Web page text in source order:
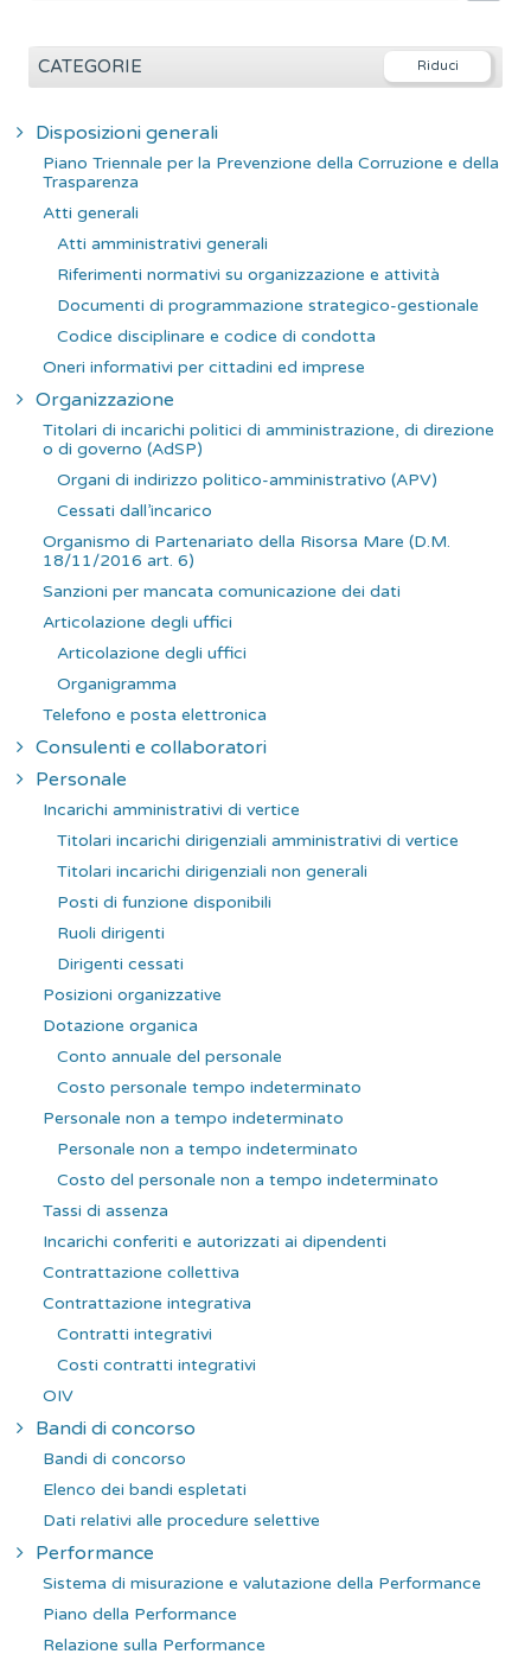
r
CATEGORIE
Disposizioni generali
Piano Triennale per la Prevenzione della Corruzione e della
Trasparenza
Atti generali
Atti amministrativi generali
Riferimenti normativi su organizzazione e attività
Documenti di programmazione strategico-gestionale
Codice disciplinare e codice di condotta
Oneri informativi per cittadini ed imprese
Organizzazione
Titolari di incarichi politici di amministrazione, di direzione
o di governo (AdSP)
Organi di indirizzo politico-amministrativo (APV)
Cessati dall’incarico
Organismo di Partenariato della Risorsa Mare (D.M.
18/11/2016 art. 6)
Sanzioni per mancata comunicazione dei dati
Articolazione degli uffici
Articolazione degli uffici
Organigramma
Telefono e posta elettronica
Consulenti e collaboratori
Personale
Incarichi amministrativi di vertice
Titolari incarichi dirigenziali amministrativi di vertice
Titolari incarichi dirigenziali non generali
Posti di funzione disponibili
Ruoli dirigenti
Dirigenti cessati
Posizioni organizzative
Dotazione organica
Conto annuale del personale
Costo personale tempo indeterminato
Personale non a tempo indeterminato
Personale non a tempo indeterminato
Costo del personale non a tempo indeterminato
Tassi di assenza
Incarichi conferiti e autorizzati ai dipendenti
Contrattazione collettiva
Contrattazione integrativa
Contratti integrativi
Costi contratti integrativi
OIV
Bandi di concorso
Bandi di concorso
Elenco dei bandi espletati
Dati relativi alle procedure selettive
Performance
Sistema di misurazione e valutazione della Performance
Piano della Performance
Relazione sulla Performance